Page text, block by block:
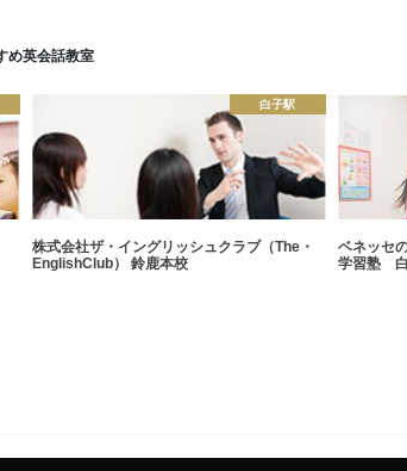
め英会話教室
白子駅
株式会社ザ・イングリッシュクラブ（The・
EnglishClub） 鈴鹿本校
ベネッセ
学習塾